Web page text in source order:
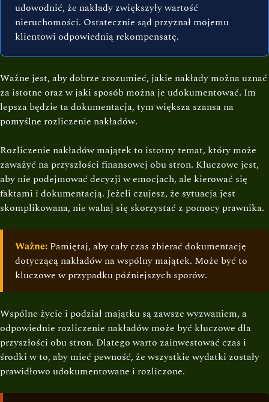
udowodnić, że nakłady zwiększyły wartość
nieruchomości. Ostatecznie sąd przyznał mojemu
klientowi odpowiednią rekompensatę.
Ważne jest, aby dobrze zrozumieć, jakie nakłady można uznać
za istotne oraz w jaki sposób można je udokumentować. Im
lepsza będzie ta dokumentacja, tym większa szansa na
pomyślne rozliczenie nakładów.
Rozliczenie nakładów majątek to istotny temat, który może
zaważyć na przyszłości finansowej obu stron. Kluczowe jest,
aby nie podejmować decyzji w emocjach, ale kierować się
faktami i dokumentacją. Jeżeli czujesz, że sytuacja jest
skomplikowana, nie wahaj się skorzystać z pomocy prawnika.
Ważne: Pamiętaj, aby cały czas zbierać dokumentację
dotyczącą nakładów na wspólny majątek. Może być to
kluczowe w przypadku późniejszych sporów.
Wspólne życie i podział majątku są zawsze wyzwaniem, a
odpowiednie rozliczenie nakładów może być kluczowe dla
przyszłości obu stron. Dlatego warto zainwestować czas i
środki w to, aby mieć pewność, że wszystkie wydatki zostały
prawidłowo udokumentowane i rozliczone.